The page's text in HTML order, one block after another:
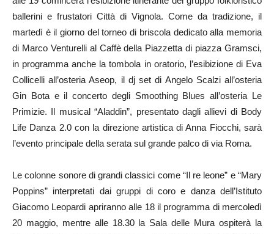
ballerini e frustatori Città di Vignola. Come da tradizione, il
martedì è il giorno del torneo di briscola dedicato alla memoria
di Marco Venturelli al Caffè della Piazzetta di piazza Gramsci,
in programma anche la tombola in oratorio, l’esibizione di Eva
Collicelli all’osteria Aseop, il dj set di Angelo Scalzi all’osteria
Gin Bota e il concerto degli Smoothing Blues all’osteria Le
Primizie. Il musical “Aladdin”, presentato dagli allievi di Body
Life Danza 2.0 con la direzione artistica di Anna Fiocchi, sarà
l’evento principale della serata sul grande palco di via Roma.
Le colonne sonore di grandi classici come “Il re leone” e “Mary
Poppins” interpretati dai gruppi di coro e danza dell’Istituto
Giacomo Leopardi apriranno alle 18 il programma di mercoledì
20 maggio, mentre alle 18.30 la Sala delle Mura ospiterà la